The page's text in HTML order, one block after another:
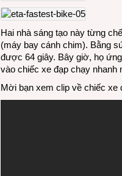
Hai nhà sáng tạo này từng
(máy bay cánh chim). Bằng
được 64 giây. Bây giờ, họ
vào chiếc xe đạp chạy nhanh
Mời bạn xem clip về chiếc xe